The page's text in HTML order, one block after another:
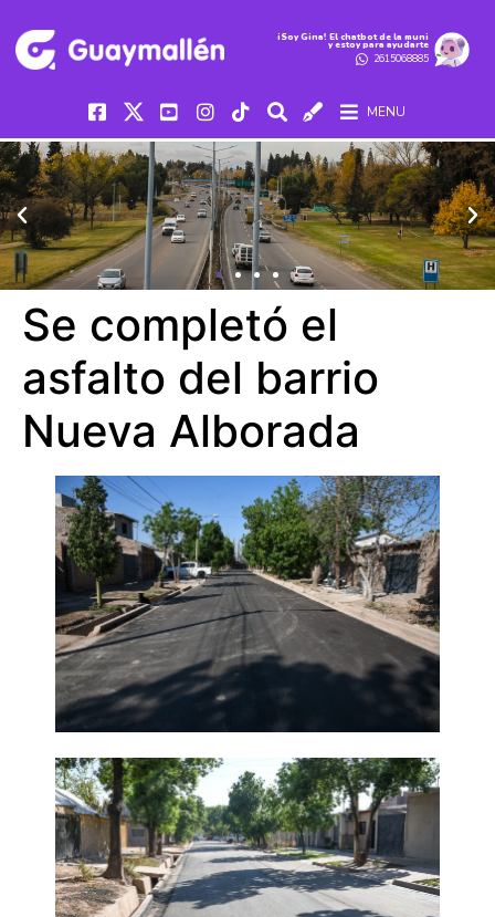
iSoy Gina! El chatbot de la muni
y estoy para ayudarte
2615068885
MENU
Se completó el
asfalto del barrio
Nueva Alborada